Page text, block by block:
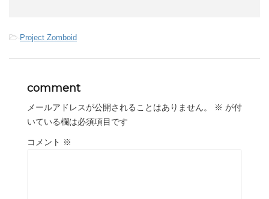
-Project Zomboid
comment
メールアドレスが公開されることはありません。 ※ が付
いている欄は必須項目です
コメント ※